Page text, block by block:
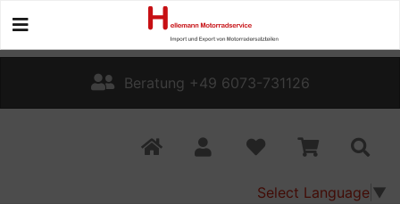
Beratung +49 6073-731126
Select Language ▼